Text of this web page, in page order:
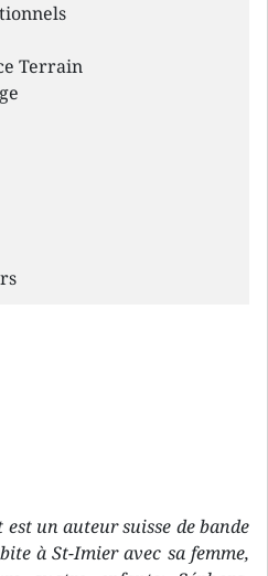
Terrain
un auteur suisse de bande
à St-Imier avec sa femme,